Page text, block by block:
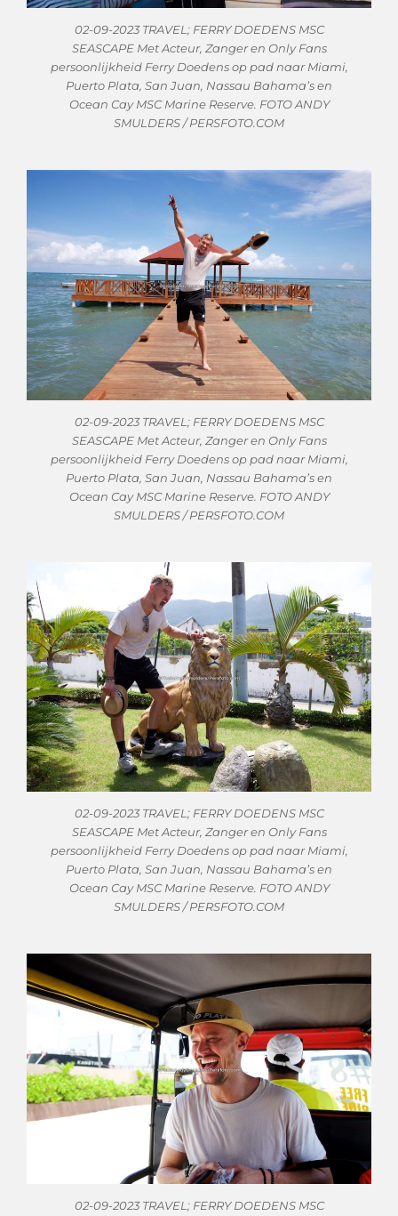
02-09-2023 TRAVEL; FERRY DOEDENS MSC
SEASCAPE Met Acteur, Zanger en Only Fans
persoonlijkheid Ferry Doedens op pad naar Miami,
Puerto Plata, San Juan, Nassau Bahama’s en
Ocean Cay MSC Marine Reserve. FOTO ANDY
SMULDERS / PERSFOTO.COM
02-09-2023 TRAVEL; FERRY DOEDENS MSC
SEASCAPE Met Acteur, Zanger en Only Fans
persoonlijkheid Ferry Doedens op pad naar Miami,
Puerto Plata, San Juan, Nassau Bahama’s en
Ocean Cay MSC Marine Reserve. FOTO ANDY
SMULDERS / PERSFOTO.COM
02-09-2023 TRAVEL; FERRY DOEDENS MSC
SEASCAPE Met Acteur, Zanger en Only Fans
persoonlijkheid Ferry Doedens op pad naar Miami,
Puerto Plata, San Juan, Nassau Bahama’s en
Ocean Cay MSC Marine Reserve. FOTO ANDY
SMULDERS / PERSFOTO.COM
02-09-2023 TRAVEL; FERRY DOEDENS MSC